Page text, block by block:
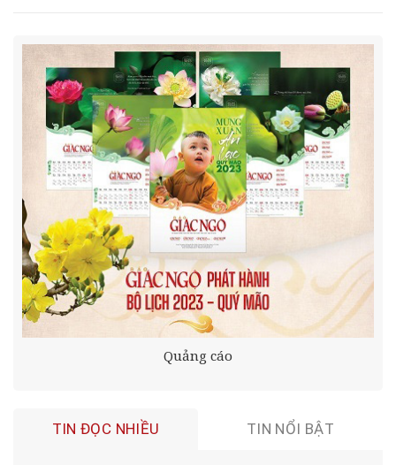
Quảng cáo
TIN ĐỌC NHIỀU TIN NỔI BẬT